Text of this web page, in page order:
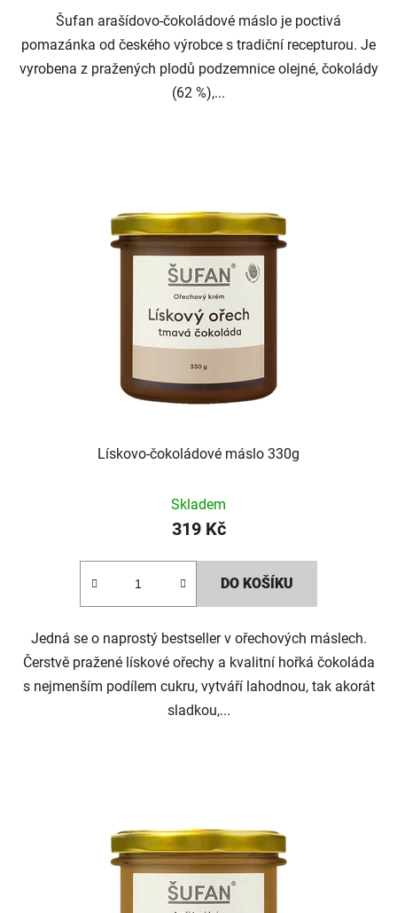
Šufan arašídovo-čokoládové máslo je poctivá
pomazánka od českého výrobce s tradiční recepturou. Je
vyrobena z pražených plodů podzemnice olejné, čokolády
(62 %),...
Lískovo-čokoládové máslo 330g
Skladem
319 Kč
DO KOŠÍKU
Jedná se o naprostý bestseller v ořechových máslech.
Čerstvě pražené lískové ořechy a kvalitní hořká čokoláda
s nejmenším podílem cukru, vytváří lahodnou, tak akorát
sladkou,...